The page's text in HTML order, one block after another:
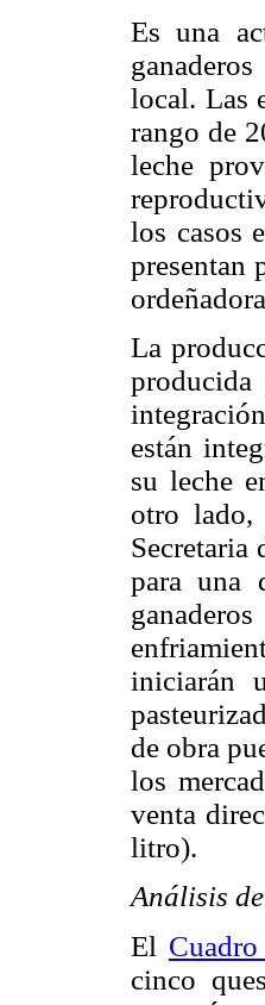
Es una
local. Las
rango de
leche
los casos
presentan
La
están
su leche
otro lado,
para una
iniciarán
de obra
los
venta
litro).
Análisis
El Cuadro
cinco